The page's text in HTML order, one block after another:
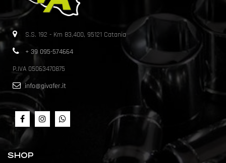
S.S. 192 - Km 83,400, 95121 Catania
+ 39 095-574664
P.IVA 05063470875
info@givafer.it
SHOP